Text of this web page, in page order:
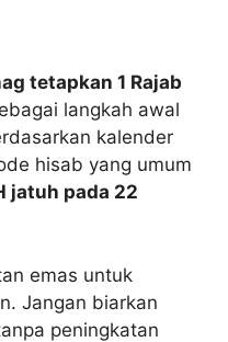
tetapkan 1 Rajab
langkah awal
kalender
hisab yang umum
jatuh pada 22
emas untuk
Jangan biarkan
peningkatan